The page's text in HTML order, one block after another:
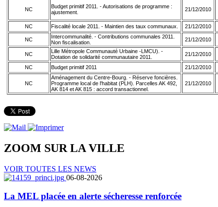
NC
Budget primitif 2011. - Autorisations de programme :
ajustement.
21/12/2010
NC Fiscalité locale 2011. - Maintien des taux communaux. 21/12/2010
NC
Intercommunalité. - Contributions communales 2011.
Non fiscalisation.
21/12/2010
NC
Lille Métropole Communauté Urbaine -LMCU). -
Dotation de solidarité communautaire 2011.
21/12/2010
NC Budget primitif 2011 21/12/2010
NC
Aménagement du Centre-Bourg. - Réserve foncières.
Programme local de l'habitat (PLH). Parcelles AK 492,
AK 814 et AK 815 : accord transactionnel.
21/12/2010
ZOOM SUR LA VILLE
VOIR TOUTES LES NEWS
06-08-2026
La MEL placée en alerte sécheresse renforcée